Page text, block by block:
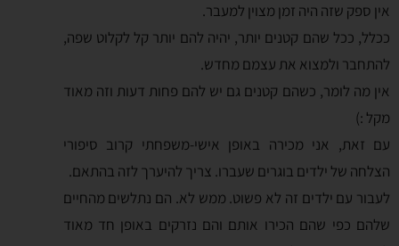
אין ספק שזה היה זמן מצוין למעבר.
ככלל, ככל שהם קטנים יותר, יהיה להם יותר קל לקלוט שפה,
להתחבר ולמצוא את עצמם מחדש.
אין מה לומר, כשהם קטנים גם יש להם פחות דעות וזה מאוד
מקל :)
עם זאת, אני מכירה באופן אישי-משפחתי קרוב סיפורי
הצלחה של ילדים בוגרים שעברו. צריך להיערך לזה בהתאם.
לעבור עם ילדים זה לא פשוט. ממש לא. הם נתלשים מהחיים
שלהם כפי שהם הכירו אותם והם נזרקים באופן חד מאוד